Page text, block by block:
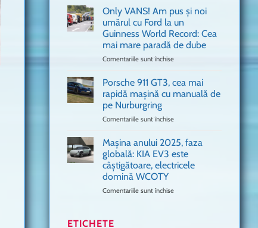
Ferrari
Formula
1
de
mulți
fani
Ford
că
era
un
festival
🤭
Only VANS! Am pus și noi
umărul cu Ford la un
Guinness World Record: Cea
mai mare paradă de dube
Comentariile sunt închise
Am
pus
cu
Ford
la
un
Porsche 911 GT3, cea mai
rapidă mașină cu manuală de
pe Nurburgring
Comentariile sunt închise
911
GT3,
cea
mai
Mașina anului 2025, faza
globală: KIA EV3 este
câștigătoare, electricele
domină WCOTY
Comentariile sunt închise
ETICHETE